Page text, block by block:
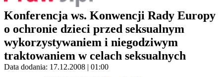
Konferencja ws. Konwencji Rady Europy
o ochronie dzieci przed seksualnym
wykorzystywaniem i niegodziwym
traktowaniem w celach seksualnych
Data dodania: 17.12.2008 | 01:00